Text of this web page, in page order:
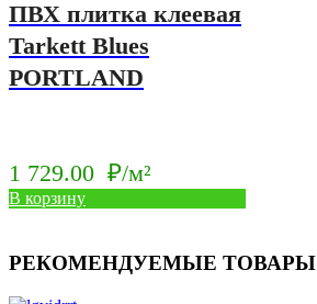
ПВХ плитка клеевая
Tarkett Blues
PORTLAND
1 729.00 ₽/м²
В корзину
РЕКОМЕНДУЕМЫЕ ТОВАРЫ